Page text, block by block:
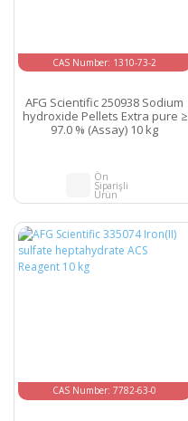
CAS Number: 1310-73-2
AFG Scientific 250938 Sodium
hydroxide Pellets Extra pure ≥
97.0 % (Assay) 10 kg
Ön
Siparişli
Ürün
CAS Number: 7782-63-0